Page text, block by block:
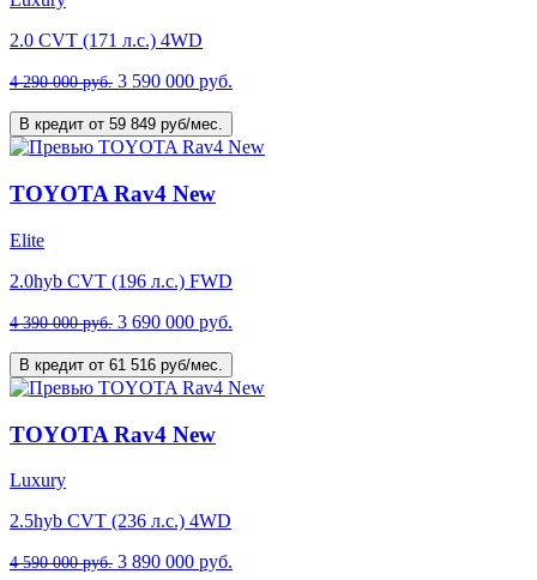
2.0 CVT (171 л.с.) 4WD
4 290 000 руб. 3 590 000 руб.
В кредит от 59 849 руб/мес.
TOYOTA Rav4 New
Elite
2.0hyb CVT (196 л.с.) FWD
4 390 000 руб. 3 690 000 руб.
В кредит от 61 516 руб/мес.
TOYOTA Rav4 New
Luxury
2.5hyb CVT (236 л.с.) 4WD
4 590 000 руб. 3 890 000 руб.